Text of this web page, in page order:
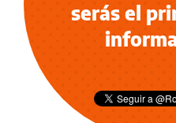
serás el